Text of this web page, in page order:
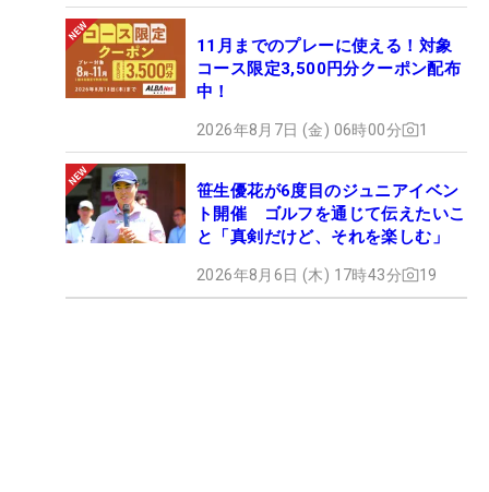
11月までのプレーに使える！対象
コース限定3,500円分クーポン配布
中！
2026年8月7日 (金) 06時00分 1
笹生優花が6度目のジュニアイベン
ト開催 ゴルフを通じて伝えたいこ
と「真剣だけど、それを楽しむ」
2026年8月6日 (木) 17時43分 19